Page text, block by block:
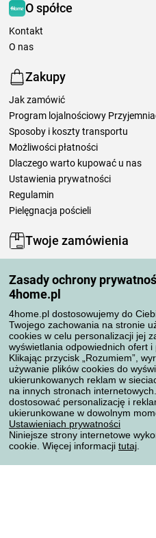
Zasady ochrony
4home.pl
4home.pl dostosowujemy do
Twojego zachowania na stronie
cookies w celu personalizacji jej
wyświetlania odpowiednich ofert i
Klikając przycisk „Rozumiem”,
używanie plików cookies do
ukierunkowanych reklam w
na innych stronach
dostosować personalizację i
ukierunkowane w dowolnym
Ustawieniach prywatności
Niniejsze strony internetowe
cookie. Więcej informacji tutaj
O spółce
Kontakt
O nas
Zakupy
Jak zamówić
Program lojalnościowy
Sposoby i koszty transportu
Możliwości płatności
Dlaczego warto kupować u nas
Ustawienia prywatności
Regulamin
Pielęgnacja pościeli
Twoje zamówienia
Moje zamówienia
Reklamacje
Odstąpienie od umowy
Zasady przetwarzania recenzji
Sposoby transportu
Metody płatności